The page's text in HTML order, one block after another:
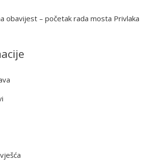
obavijest – početak rada mosta Privlaka